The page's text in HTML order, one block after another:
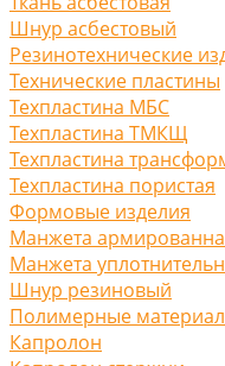
Шнур асбестовый
Резинотехнические
Технические пластины
Техпластина МБС
Техпластина ТМКЩ
Техпластина
Техпластина пористая
Формовые изделия
Манжета
Манжета
Шнур резиновый
Полимерные
Капролон